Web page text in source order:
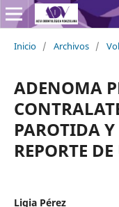
Inicio / Archivos /
ADENOMA
PAROTIDA
REPORTE
Ligia Pérez